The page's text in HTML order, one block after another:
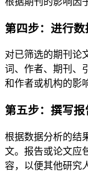
第四步：进行数
对已筛选的期刊论
词、作者、期刊、
和作者或机构的影
第五步：撰写
根据数据分析的结
文。报告或论文应
容，以便其他研究